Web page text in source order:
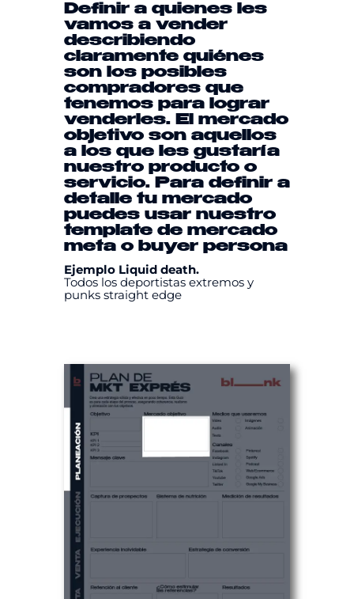
Definir a quienes les
vamos a vender
describiendo
claramente quiénes
son los posibles
compradores que
tenemos para lograr
venderles. El mercado
objetivo son aquellos
a los que les gustaría
nuestro producto o
servicio. Para definir a
detalle tu mercado
puedes usar nuestro
templatede mercado
metao buyer persona
Ejemplo Liquid death.
Todos los deportistas extremos y
punks straight edge